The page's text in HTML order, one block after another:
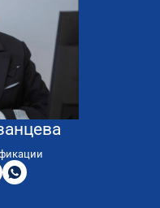
WhatsApp